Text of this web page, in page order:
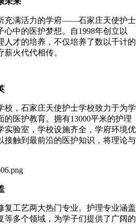
充满活力的学府——石家庄天使护士
中的医护梦想。自1998年创立以
人才的培养，不仅培养了数以千计的
火代代相传。
校，石家庄天使护士学校致力于为学
的医护教育。拥有13000平米的护理
实验室，学校设施齐全，学府环境优
接触到最前沿的医护知识，将理论与
复工艺两大热门专业。护理专业涵盖
等多个领域，为学子们提供了广阔的